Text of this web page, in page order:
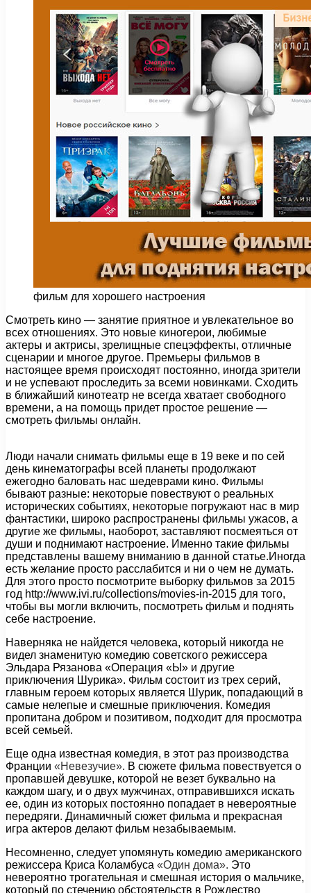
фильм для хорошего настроения
Смотреть кино — занятие приятное и увлекательное во
всех отношениях. Это новые киногерои, любимые
актеры и актрисы, зрелищные спецэффекты, отличные
сценарии и многое другое. Премьеры фильмов в
настоящее время происходят постоянно, иногда зрители
и не успевают проследить за всеми новинками. Сходить
в ближайший кинотеатр не всегда хватает свободного
времени, а на помощь придет простое решение —
смотреть фильмы онлайн.
Люди начали снимать фильмы еще в 19 веке и по сей
день кинематографы всей планеты продолжают
ежегодно баловать нас шедеврами кино. Фильмы
бывают разные: некоторые повествуют о реальных
исторических событиях, некоторые погружают нас в мир
фантастики, широко распространены фильмы ужасов, а
другие же фильмы, наоборот, заставляют посмеяться от
души и поднимают настроение. Именно такие фильмы
представлены вашему вниманию в данной статье.Иногда
есть желание просто расслабится и ни о чем не думать.
Для этого просто посмотрите выборку фильмов за 2015
год http://www.ivi.ru/collections/movies-in-2015 для того,
чтобы вы могли включить, посмотреть фильм и поднять
себе настроение.
Наверняка не найдется человека, который никогда не
видел знаменитую комедию советского режиссера
Эльдара Рязанова «Операция «Ы» и другие
приключения Шурика». Фильм состоит из трех серий,
главным героем которых является Шурик, попадающий в
самые нелепые и смешные приключения. Комедия
пропитана добром и позитивом, подходит для просмотра
всей семьей.
Еще одна известная комедия, в этот раз производства
Франции «Невезучие». В сюжете фильма повествуется о
пропавшей девушке, которой не везет буквально на
каждом шагу, и о двух мужчинах, отправившихся искать
ее, один из которых постоянно попадает в невероятные
передряги. Динамичный сюжет фильма и прекрасная
игра актеров делают фильм незабываемым.
Несомненно, следует упомянуть комедию американского
режиссера Криса Коламбуса «Один дома». Это
невероятно трогательная и смешная история о мальчике,
который по стечению обстоятельств в Рождество